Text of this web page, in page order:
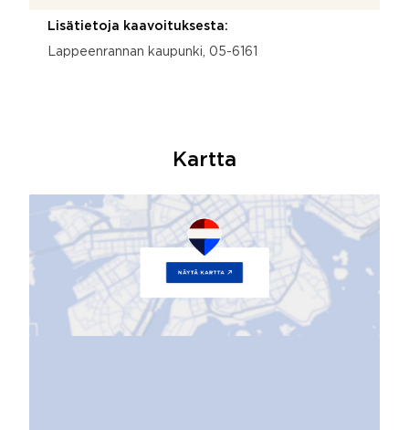
Lisätietoja kaavoituksesta:
Lappeenrannan kaupunki, 05-6161
Kartta